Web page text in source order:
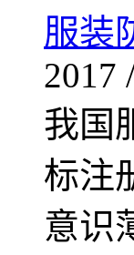
服装
2017
我国
标注
意识